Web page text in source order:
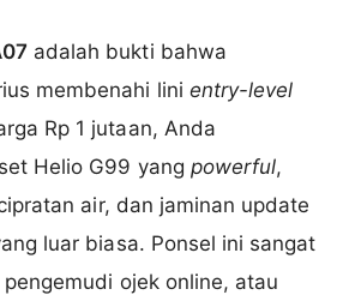
adalah bukti bahwa
membenahi lini entry-level
Rp 1 jutaan, Anda
Helio G99 yang powerful,
air, dan jaminan update
luar biasa. Ponsel ini sangat
ojek online, atau